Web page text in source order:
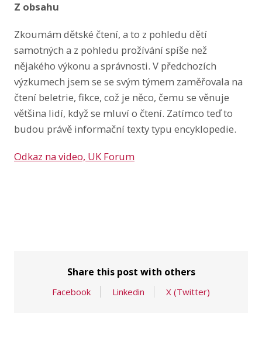
Z obsahu
Zkoumám dětské čtení, a to z pohledu dětí
samotných a z pohledu prožívání spíše než
nějakého výkonu a správnosti. V předchozích
výzkumech jsem se se svým týmem zaměřovala na
čtení beletrie, fikce, což je něco, čemu se věnuje
většina lidí, když se mluví o čtení. Zatímco teď to
budou právě informační texty typu encyklopedie.
Odkaz na video, UK Forum
Share this post with others
Facebook Linkedin X (Twitter)